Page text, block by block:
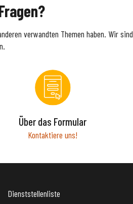
verwandten Themen haben. Wir sind
Über das Formular
Kontaktiere uns!
Dienststellenliste